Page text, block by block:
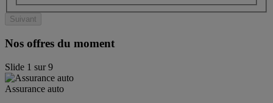
Suivant
Nos offres du moment
Slide 1 sur9
Assurance auto